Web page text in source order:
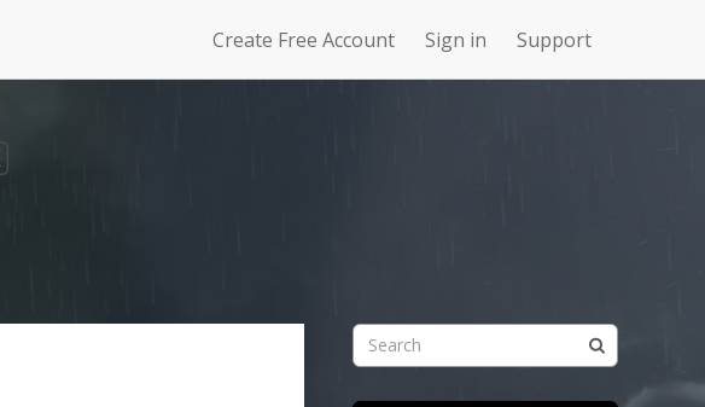
Create Free Account Sign in Support
Dragons